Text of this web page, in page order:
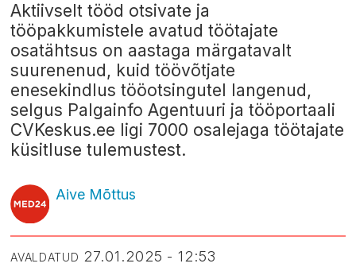
Aktiivselt tööd otsivate ja
tööpakkumistele avatud töötajate
osatähtsus on aastaga märgatavalt
suurenenud, kuid töövõtjate
enesekindlus tööotsingutel langenud,
selgus Palgainfo Agentuuri ja tööportaali
CVKeskus.ee ligi 7000 osalejaga töötajate
küsitluse tulemustest.
Aive Mõttus
AVALDATUD 27.01.2025 - 12:53